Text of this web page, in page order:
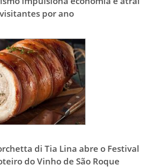
por ano
di Tia Lina abre o Festival
do Vinho de São Roque